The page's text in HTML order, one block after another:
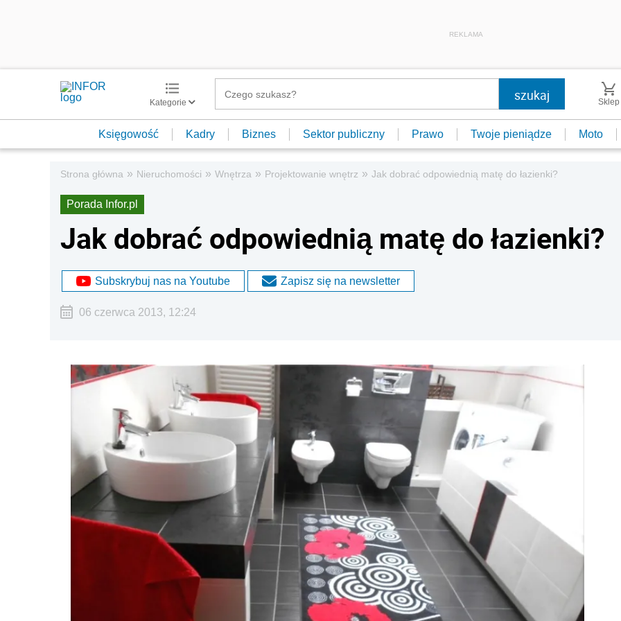
REKLAMA
Kategorie Sklep
Księgowość Kadry Biznes Sektor publiczny Prawo Twoje pieniądze Moto
Strona główna » Nieruchomości » Wnętrza » Projektowanie wnętrz » Jak dobrać odpowiednią matę do łazienki?
Porada Infor.pl
Jak dobrać odpowiednią matę do łazienki?
Subskrybuj nas na Youtube Zapisz się na newsletter
06 czerwca 2013, 12:24